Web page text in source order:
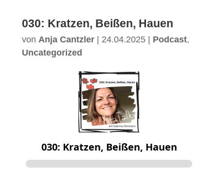
030: Kratzen, Beißen, Hauen
von Anja Cantzler| 24.04.2025| Podcast,
Uncategorized